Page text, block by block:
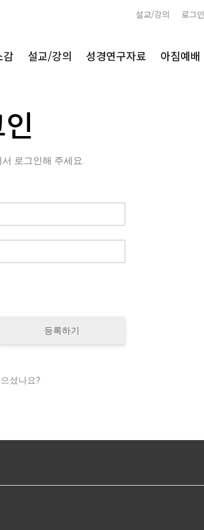
로그인
설교/강의
감 설교/강의 성경연구자료 아침예배
로그인해 주세요.
등록하기
셨나요?